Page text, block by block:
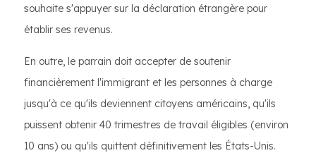
souhaite s'appuyer sur la déclaration étrangère pour
établir ses revenus.
En outre, le parrain doit accepter de soutenir
financièrement l'immigrant et les personnes à charge
jusqu'à ce qu'ils deviennent citoyens américains, qu'ils
puissent obtenir 40 trimestres de travail éligibles (environ
10 ans) ou qu'ils quittent définitivement les États-Unis.